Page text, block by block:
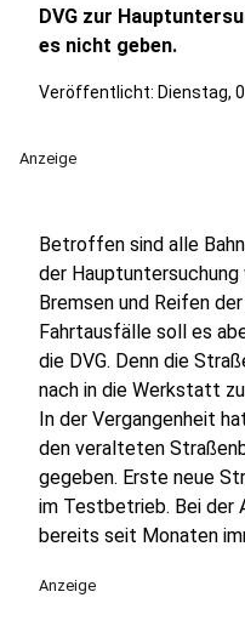
DVG zur
es nicht geben.
Veröffentlicht: Dienstag,
Anzeige
Betroffen sind alle
der
Bremsen und Reifen
Fahrtausfälle soll es
die DVG. Denn die
nach in die Werkstatt
In der Vergangenheit
den veralteten
gegeben. Erste neue
im Testbetrieb. Bei der
bereits seit Monaten
Anzeige